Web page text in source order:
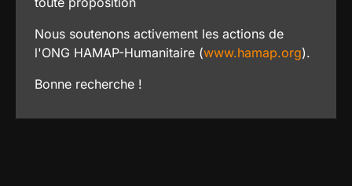
Nous soutenons activement les actions de
l'ONG HAMAP-Humanitaire (www.hamap.org).
Bonne recherche !